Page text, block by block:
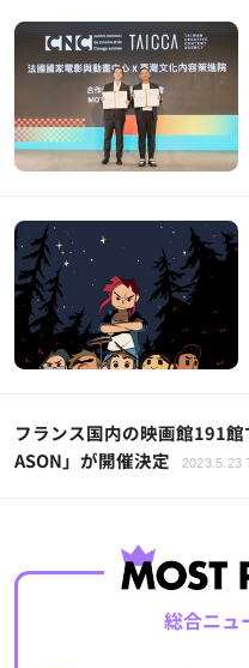
フランス国内の映画館191
ASON」が開催決定
2023.5.23
総合ニュ